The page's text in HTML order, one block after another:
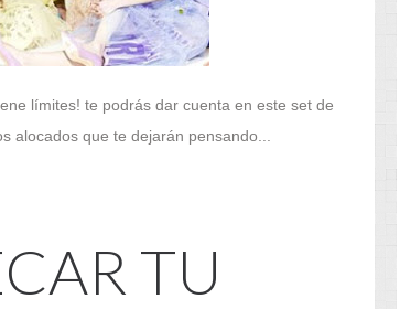
límites! te podrás dar cuenta en este set de
alocados que te dejarán pensando...
TU